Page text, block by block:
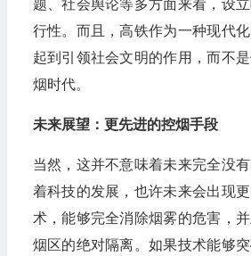
题、社会舆论等多方面来看，设立
行性。而且，高铁作为一种现代
起到引领社会文明的作用，而不
烟时代。
未来展望：更先进的控烟手段
当然，这并不意味着未来完全没
着科技的发展，也许未来会出现
术，能够完全消除烟雾的危害，
烟区的绝对隔离。如果技术能够